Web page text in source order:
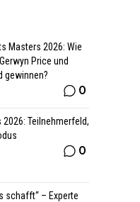
Masters 2026: Wie
Price und
gewinnen?
0
Teilnehmerfeld,
0
schafft“ – Experte